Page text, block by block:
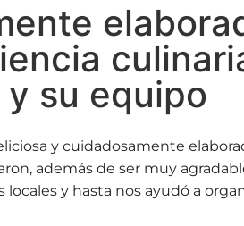
y su equipo
y cuidadosamente
además de ser muy
locales y hasta nos ayudó a